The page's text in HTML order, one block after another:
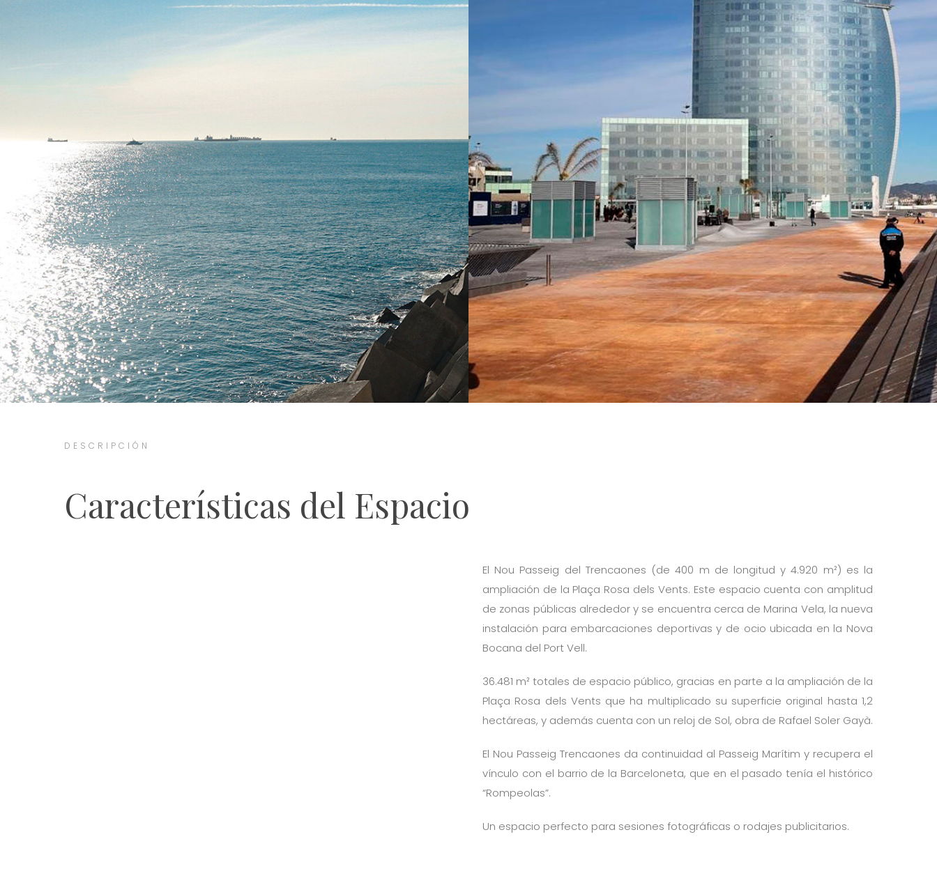
DESCRIPCIÓN
Características del Espacio
El Nou Passeig del Trencaones (de 400 m de longitud y 4.920 m²) es la
ampliación de la Plaça Rosa dels Vents. Este espacio cuenta con amplitud
de zonas públicas alrededor y se encuentra cerca de Marina Vela, la nueva
instalación para embarcaciones deportivas y de ocio ubicada en la Nova
Bocana del Port Vell.
36.481 m² totales de espacio público, gracias en parte a la ampliación de la
Plaça Rosa dels Vents que ha multiplicado su superficie original hasta 1,2
hectáreas, y además cuenta con un reloj de Sol, obra de Rafael Soler Gayà.
El Nou Passeig Trencaones da continuidad al Passeig Marítim y recupera el
vínculo con el barrio de la Barceloneta, que en el pasado tenía el histórico
“Rompeolas”.
Un espacio perfecto para sesiones fotográficas o rodajes publicitarios.